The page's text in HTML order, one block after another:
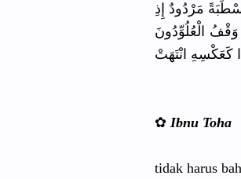
مَرْدُودٌ إِذِ
الْعُلُوِّدُونَ
كَعَكْسِهِ انْتَهَتْ
✿ Ibnu Toha
tidak harus